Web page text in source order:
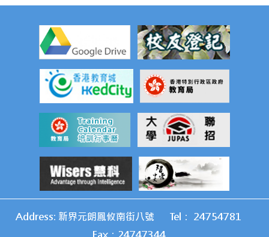
Address: 新界元朗鳳攸南街八號
Tel： 24754781